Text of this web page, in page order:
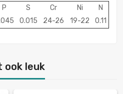
P S Cr Ni
N
0.015 24-26 19-22 0.11
ook leuk